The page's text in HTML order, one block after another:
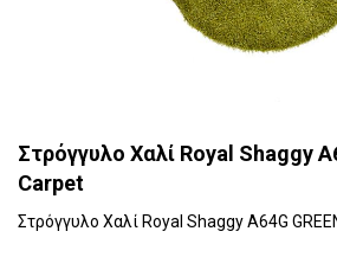
Στρόγγυλο Χαλί Royal Shaggy
Carpet
Στρόγγυλο Χαλί Royal Shaggy A64G